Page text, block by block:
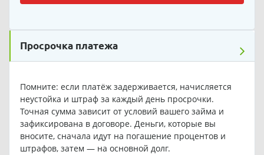
Просрочка платежа
Помните: если платёж задерживается, начисляется
неустойка и штраф за каждый день просрочки.
Точная сумма зависит от условий вашего займа и
зафиксирована в договоре. Деньги, которые вы
вносите, сначала идут на погашение процентов и
штрафов, затем — на основной долг.